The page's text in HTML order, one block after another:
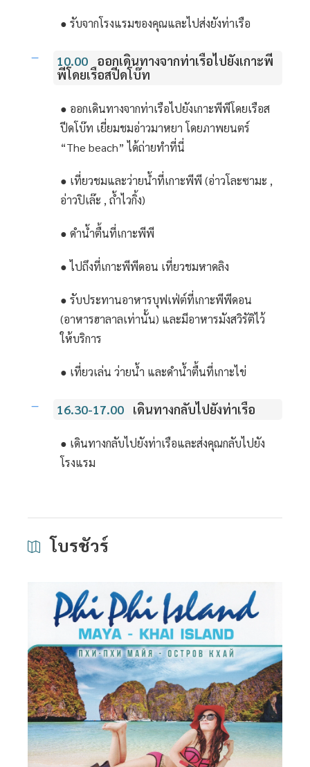
● รับจากโรงแรมของคุณและไปส่งยังท่าเรือ
10.00
ออกเดินทางจากท่าเรือไปยังเกาะพี
พีโดยเรือสปีดโบ๊ท
● ออกเดินทางจากท่าเรือไปยังเกาะพีพีโดยเรือส
ปีดโบ๊ท เยี่ยมชมอ่าวมาหยา โดยภาพยนตร์
“The beach” ได้ถ่ายทำที่นี่
● เที่ยวชมและว่ายน้ำที่เกาะพีพี (อ่าวโละซามะ ,
อ่าวปิเล๊ะ , ถ้ำไวกิ้ง)
● ดำน้ำตื้นที่เกาะพีพี
● ไปถึงที่เกาะพีพีดอน เที่ยวชมหาดลิง
● รับประทานอาหารบุฟเฟ่ต์ที่เกาะพีพีดอน
(อาหารฮาลาลเท่านั้น) และมีอาหารมังสวิรัติไว้
ให้บริการ
● เที่ยวเล่น ว่ายน้ำ และดำน้ำตื้นที่เกาะไข่
16.30-17.00 เดินทางกลับไปยังท่าเรือ
● เดินทางกลับไปยังท่าเรือและส่งคุณกลับไปยัง
โรงแรม
โบรชัวร์